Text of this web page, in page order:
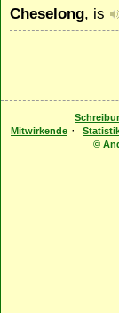
Cheselong, is
Mitwirkende ·
©